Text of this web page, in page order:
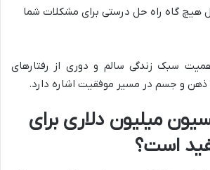
هیچ گاه راه حل درستی برای مشکلات شما
سبک زندگی سالم و دوری از رفتارهای
و جسم در مسیر موفقیت اشاره دارد.
میلیون دلاری برای
است؟